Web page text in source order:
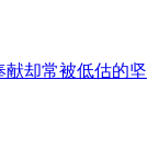
献却常被低估的坚